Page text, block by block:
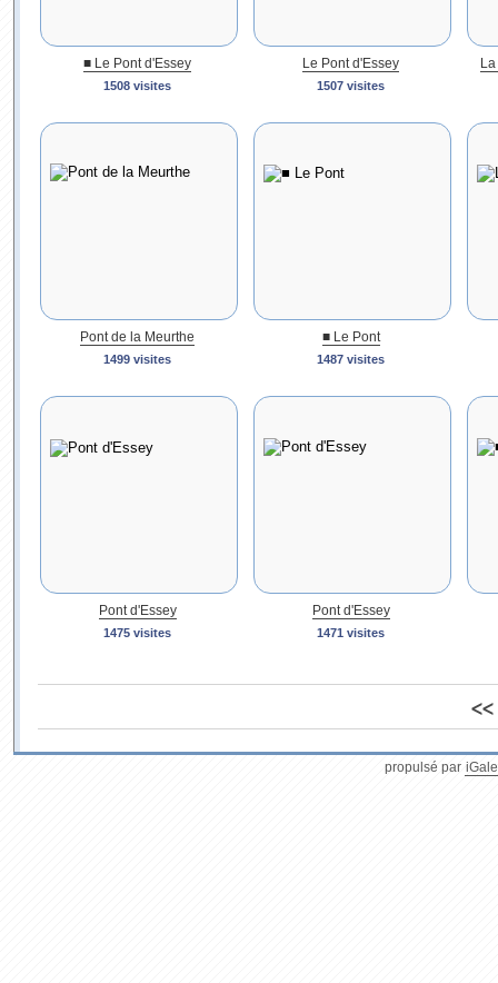
■ Le Pont d'Essey
1508 visites
Le Pont d'Essey
1507 visites
Pont de la Meurthe
1499 visites
■ Le Pont
1487 visites
Pont d'Essey
1475 visites
Pont d'Essey
1471 visites
<<
propulsé par